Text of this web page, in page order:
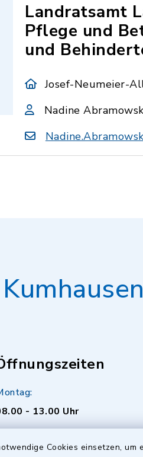
Cookies einsetzen,
Landratsamt
Pflege und
und
Josef-Neumeier-
Nadine
- 13.00 Uhr